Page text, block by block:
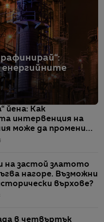
йена: Как
интервенция на
може да промени
пазари
на застой златото
нагоре. Възможни
върхове?
в четвъртък